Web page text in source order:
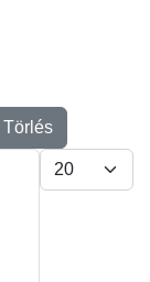
Törlés
Tételek #